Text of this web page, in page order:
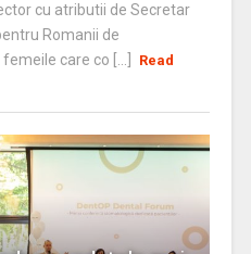
cu atributii de Secretar
Romanii de
care co [...]
Read